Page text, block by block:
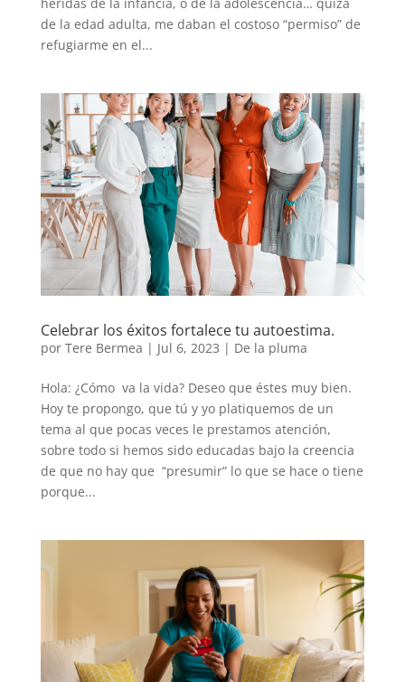
de la edad adulta, me daban el costoso “permiso” de
refugiarme en el...
Celebrar los éxitos fortalece tu autoestima.
por Tere Bermea | Jul 6, 2023 | De la pluma
Hola: ¿Cómo va la vida? Deseo que éstes muy bien.
Hoy te propongo, que tú y yo platiquemos de un
tema al que pocas veces le prestamos atención,
sobre todo si hemos sido educadas bajo la creencia
de que no hay que “presumir” lo que se hace o tiene
porque...